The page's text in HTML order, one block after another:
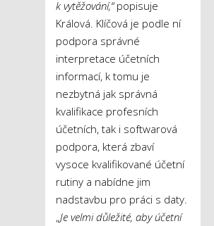
k vytěžování,“popisuje
Králová. Klíčová je podle ní
podpora správné
interpretace účetních
informací, k tomu je
nezbytná jak správná
kvalifikace profesních
účetních, tak i softwarová
podpora, která zbaví
vysoce kvalifikované účetní
rutiny a nabídne jim
nadstavbu pro práci s daty.
„Je velmi důležité, aby účetní